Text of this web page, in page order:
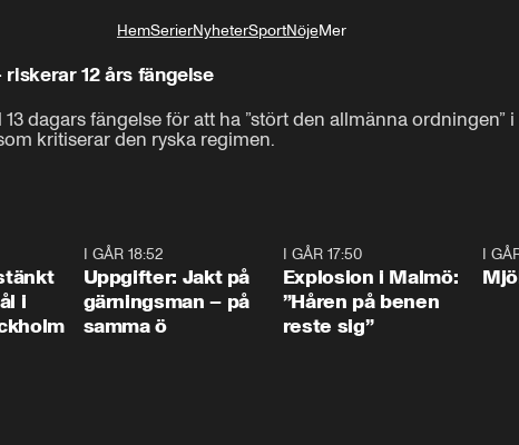
HemSerierNyheterSportNöjeMer
12 års fängelse
dagars fängelse för att ha ”stört den allmänna ordningen”
kritiserar den ryska regimen.
i
I GÅR 18:52
Uppgifter: Jakt på
gärningsman – på
samma ö
I GÅR 17:50
Explosion i Malmö:
”Håren på benen
reste sig”
I